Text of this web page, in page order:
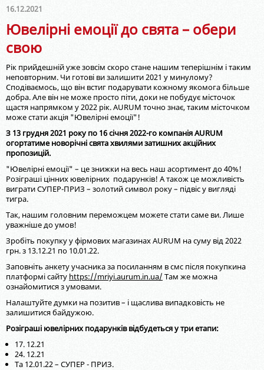
16.12.2021
Ювелірні емоції до свята – обери
свою
Рік прийдешній уже зовсім скоро стане нашим теперішнім і таким
неповторним. Чи готові ви залишити 2021 у минулому?
Сподіваємось, що він встиг подарувати кожному якомога більше
добра. Але він не може просто піти, доки не побудує місточок
щастя напрямком у 2022 рік. AURUM точно знає, таким місточком
може стати акція "Ювелірні емоції"!
З 13 грудня 2021 року по 16 січня 2022-го компанія AURUM
огортатиме новорічні свята хвилями затишних акційних
пропозицій.
"Ювелірні емоції" – це знижки на весь наш асортимент до 40%!
Розіграші цінних ювелірних подарунків! А також це можливість
виграти СУПЕР-ПРИЗ – золотий символ року – підвіс у вигляді
тигра.
Так, нашим головним переможцем можете стати саме ви. Лише
уважніше до умов!
Зробіть покупку у фірмових магазинах AURUM на суму від 2022
грн. з 13.12.21 по 10.01.22.
Заповніть анкету учасника за посиланням в смс після покупкина
платформі сайту https://mriyi.aurum.in.ua/ Там же можна
ознайомитися з умовами.
Налаштуйте думки на позитив – і щаслива випадковість не
залишитися байдужою.
Розіграші ювелірних подарунків відбудеться у три етапи:
17. 12.21
24. 12.21
Та 12.01.22 – СУПЕР - ПРИЗ.